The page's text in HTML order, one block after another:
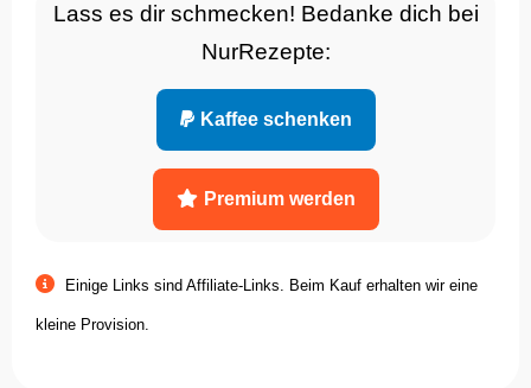
Lass es dir schmecken! Bedanke dich bei
NurRezepte:
Kaffee schenken
Premium werden
Einige Links sind Affiliate-Links. Beim Kauf erhalten wir eine
kleine Provision.